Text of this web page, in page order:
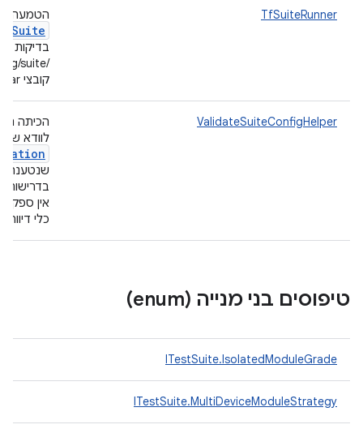
TfSuiteRunner הטמעה
Suite
בדיקות
קובצי TF jar.
ValidateSuiteConfigHelper
הכיתה
לוודא
שנטענה
בדרישות
כלי
טיפוסים בני מנייה (enum)
ITestSuite.IsolatedModuleGrade
ITestSuite.MultiDeviceModuleStrategy